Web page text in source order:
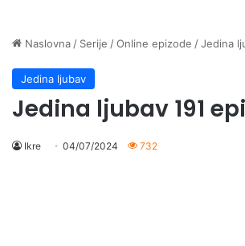
Naslovna / Serije /Online epizode /Jedina
Jedina ljubav
Jedina ljubav 191
Ikre 04/07/2024 732